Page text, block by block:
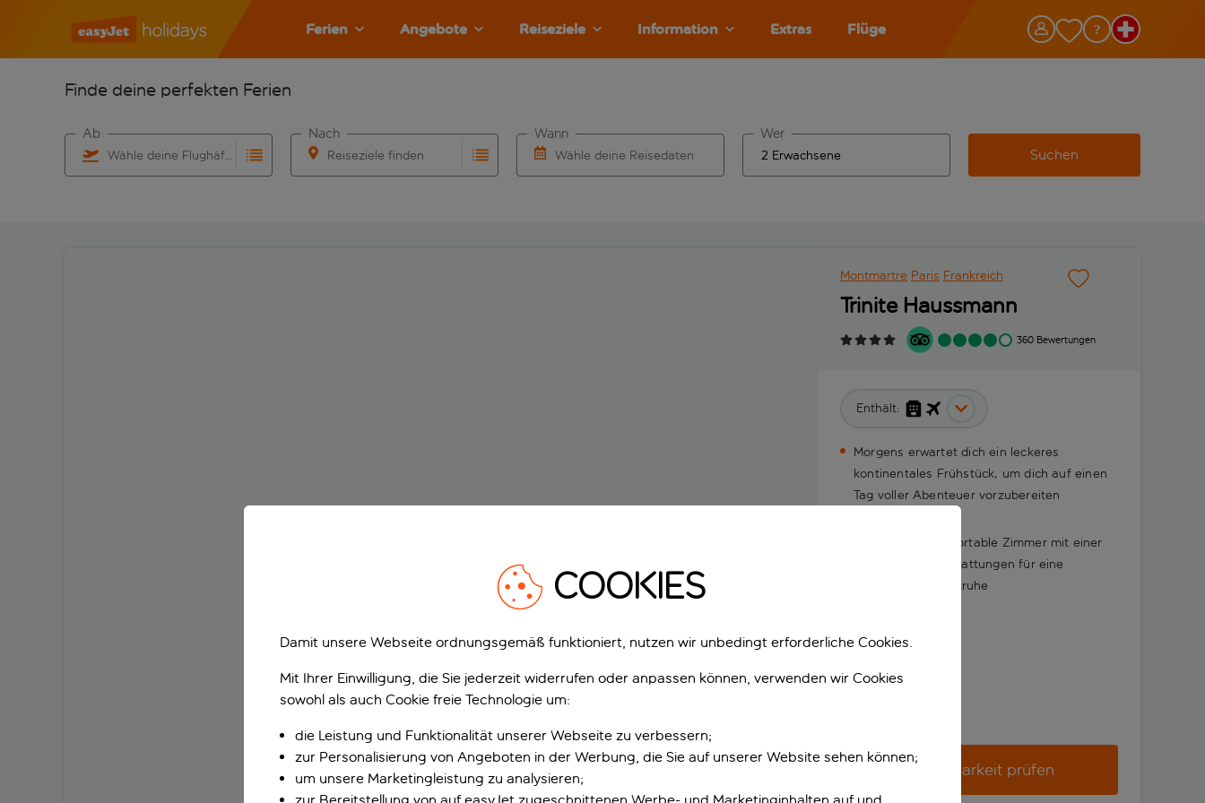
Ferien Angebote Reiseziele Information Extras Flüge
Finde deine perfekten Ferien
Wähle deine Flughäfen
Ab
Reiseziele finden
Nach
Wähle deine Reisedaten
Wann Wer
Suchen
Montmartre Paris Frankreich
Trinite Haussmann
360 Bewertungen
Enthält:
Morgens erwartet dich ein leckeres
kontinentales Frühstück, um dich auf einen
Tag voller Abenteuer vorzubereiten
Gemütliche, komfortable Zimmer mit einer
Vielzahl von Ausstattungen für eine
angenehme Nachtruhe
Verfügbarkeit prüfen
COOKIES
Damit unsere Webseite ordnungsgemäß funktioniert, nutzen wir unbedingt erforderliche Cookies.
Mit Ihrer Einwilligung, die Sie jederzeit widerrufen oder anpassen können, verwenden wir Cookies
sowohl als auch Cookie freie Technologie um:
die Leistung und Funktionalität unserer Webseite zu verbessern;
zur Personalisierung von Angeboten in der Werbung, die Sie auf unserer Website sehen können;
um unsere Marketingleistung zu analysieren;